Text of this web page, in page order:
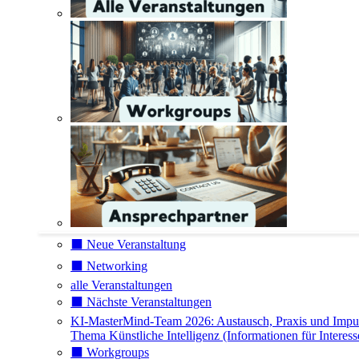
⬛️ Neue Veranstaltung
⬛️ Networking
alle Veranstaltungen
⬛️ Nächste Veranstaltungen
KI-MasterMind-Team 2026: Austausch, Praxis und
Thema Künstliche Intelligenz (Informationen für
⬛️ Workgroups